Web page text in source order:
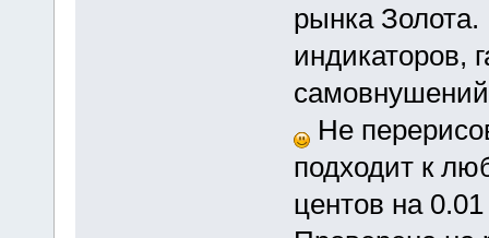
рынка Золота.
индикаторов,
Не
подходит к
центов на